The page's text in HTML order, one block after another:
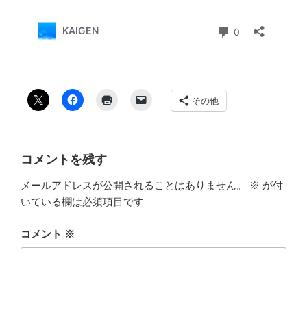
その他
コメントを残す
メールアドレスが公開されることはありません。 ※ が付
いている欄は必須項目です
コメント ※